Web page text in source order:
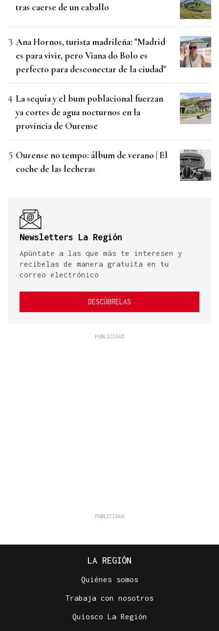
tras caerse de un caballo
Ana Hornos, turista madrileña: "Madrid
es para vivir, pero Viana do Bolo es
perfecto para desconectar de la ciudad"
La sequía y el bum poblacional fuerzan
ya cortes de agua nocturnos en la
provincia de Ourense
Ourense no tempo: álbum de verano | El
coche de las lecheras
Newsletters La Región
Apúntate a las que más te interesen y
recíbelas de manera gratuita en tu
correo electrónico
DESCÚBRELAS
LA REGIÓN
Quiénes somos
Trabaja con nosotros
Quiosco La Región